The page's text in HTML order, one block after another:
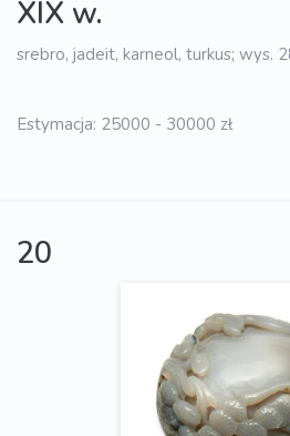
XIX w.
srebro, jadeit, karneol, turkus; wys.
Estymacja: 25000 - 30000 zł
20